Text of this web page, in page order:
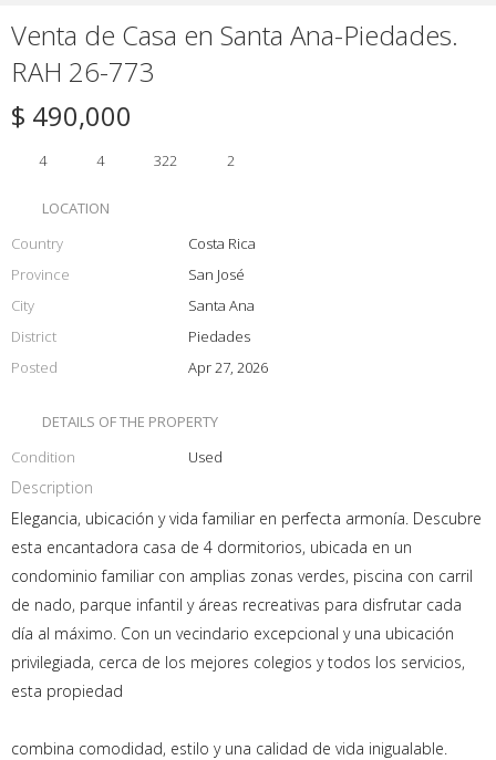
Venta de Casa en Santa Ana-Piedades.
RAH 26-773
$ 490,000
4 4 322 2
LOCATION
Country
Costa Rica
Province
San José
City
Santa Ana
District
Piedades
Posted
Apr 27, 2026
DETAILS OF THE PROPERTY
Condition
Used
Description
Elegancia, ubicación y vida familiar en perfecta armonía. Descubre
esta encantadora casa de 4 dormitorios, ubicada en un
condominio familiar con amplias zonas verdes, piscina con carril
de nado, parque infantil y áreas recreativas para disfrutar cada
día al máximo. Con un vecindario excepcional y una ubicación
privilegiada, cerca de los mejores colegios y todos los servicios,
esta propiedad
combina comodidad, estilo y una calidad de vida inigualable.